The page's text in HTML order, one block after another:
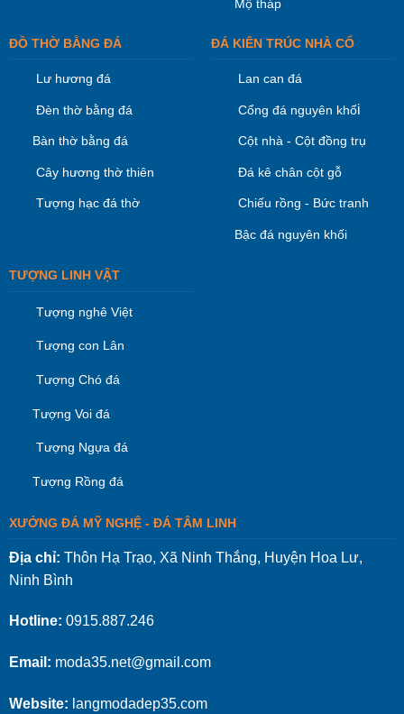
Mộ tháp
ĐỒ THỜ BẰNG ĐÁ
Lư hương đá
Đèn thờ bằng đá
Bàn thờ bằng đá
Cây hương thờ thiên
Tượng hạc đá thờ
ĐÁ KIÊN TRÚC NHÀ CỔ
Lan can đá
Cổng đá nguyên khối
Cột nhà - Cột đồng trụ
Đá kê chân cột gỗ
Chiếu rồng - Bức tranh
Bậc đá nguyên khối
TƯỢNG LINH VẬT
Tượng nghê Việt
Tượng con Lân
Tượng Chó đá
Tượng Voi đá
Tượng Ngựa đá
Tượng Rồng đá
XƯỞNG ĐÁ MỸ NGHỆ - ĐÁ TÂM LINH
Địa chỉ: Thôn Hạ Trạo, Xã Ninh Thắng, Huyện Hoa Lư,
Ninh Bình
Hotline: 0915.887.246
Email: moda35.net@gmail.com
Website: langmodadep35.com